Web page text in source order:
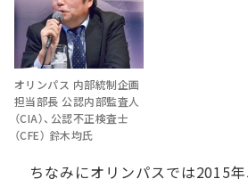
オリンパス 内部統制企画
担当部長 公認内部監査人
（CIA）、公認不正検査士
（CFE） 鈴木均氏
ちなみにオリンパスでは2015